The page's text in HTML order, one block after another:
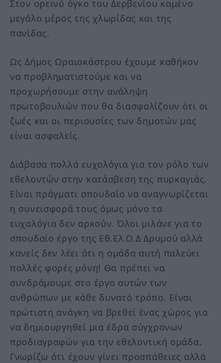
Στον ορεινό όγκο του Δερβενίου καμένο
μεγάλο μέρος της χλωρίδας και της
πανίδας.
Ως Δήμος Ωραιοκάστρου έχουμε καθήκον
να προβληματιστούμε και να
προχωρήσουμε στην ανάληψη
πρωτοβουλιών που θα διασφαλίζουν ότι οι
ζωές και οι περιουσίες των δημοτών μας
είναι ασφαλείς.
Διάβασα πολλά ευχολόγια για τον ρόλο των
εθελοντών στην κατάσβεση της πυρκαγιάς.
Είναι πράγματι σπουδαίο να αναγνωρίζεται
η συνεισφορά τους όμως μόνο τα
ευχολόγια δεν αρκούν. Όλοι μιλάνε για το
σπουδαίο έργο της Εθ.Ελ.Ο.Δ Δρυμού αλλά
κανείς δεν λέει ότι η ομάδα αυτή παλεύει
πολλές φορές μόνη! Θα πρέπει να
συνδράμουμε στο έργο αυτών των
ανθρώπων με κάθε δυνατό τρόπο. Είναι
πρώτιστη ανάγκη να βρεθεί ένας χώρος για
να δημιουργηθεί μια έδρα σύγχρονων
προδιαγραφών για την εθελοντική ομάδα.
Γνωρίζω ότι έχουν γίνει προσπάθειες αλλά